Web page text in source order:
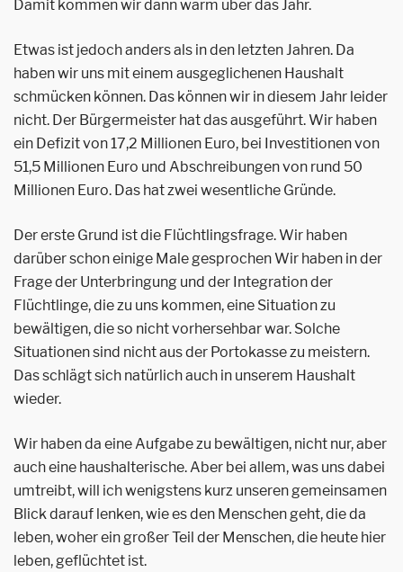
Damit kommen wir dann warm über das Jahr.
Etwas ist jedoch anders als in den letzten Jahren. Da
haben wir uns mit einem ausgeglichenen Haushalt
schmücken können. Das können wir in diesem Jahr leider
nicht. Der Bürgermeister hat das ausgeführt. Wir haben
ein Defizit von 17,2 Millionen Euro, bei Investitionen von
51,5 Millionen Euro und Abschreibungen von rund 50
Millionen Euro. Das hat zwei wesentliche Gründe.
Der erste Grund ist die Flüchtlingsfrage. Wir haben
darüber schon einige Male gesprochen Wir haben in der
Frage der Unterbringung und der Integration der
Flüchtlinge, die zu uns kommen, eine Situation zu
bewältigen, die so nicht vorhersehbar war. Solche
Situationen sind nicht aus der Portokasse zu meistern.
Das schlägt sich natürlich auch in unserem Haushalt
wieder.
Wir haben da eine Aufgabe zu bewältigen, nicht nur, aber
auch eine haushalterische. Aber bei allem, was uns dabei
umtreibt, will ich wenigstens kurz unseren gemeinsamen
Blick darauf lenken, wie es den Menschen geht, die da
leben, woher ein großer Teil der Menschen, die heute hier
leben, geflüchtet ist.